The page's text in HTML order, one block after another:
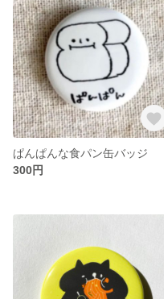
ぱんぱんな食パン缶バッジ
300円